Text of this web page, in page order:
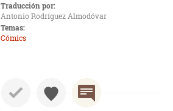
Traducción por:
Antonio Rodríguez Almodóvar
Temas:
Cómics